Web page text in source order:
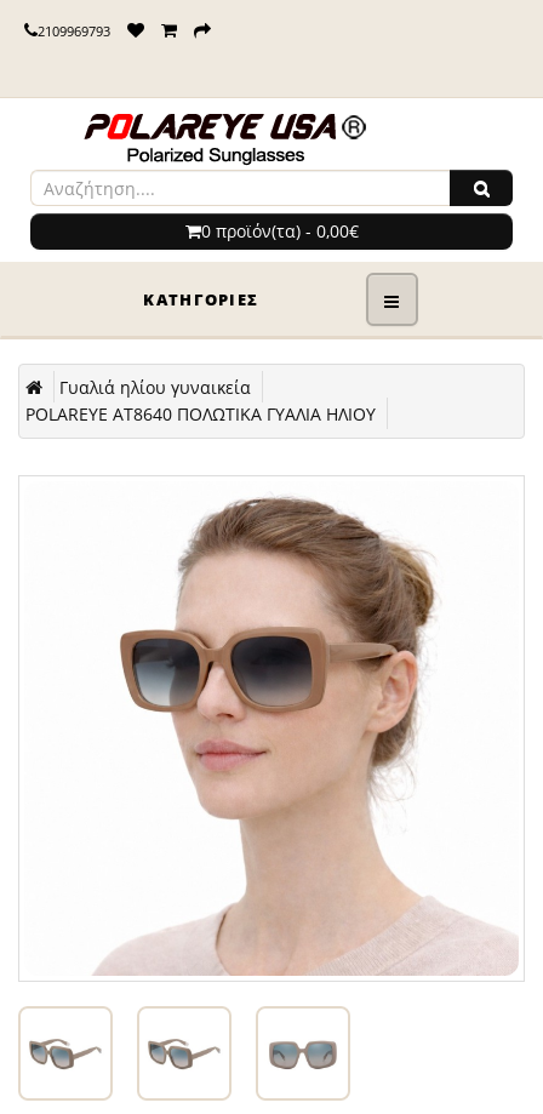
2109969793
0 προϊόν(τα) - 0,00€
ΚΑΤΗΓΟΡΊΕΣ
Γυαλιά ηλίου γυναικεία
POLAREYE AT8640 ΠΟΛΩΤΙΚΑ ΓΥΑΛΙΑ ΗΛΙΟΥ